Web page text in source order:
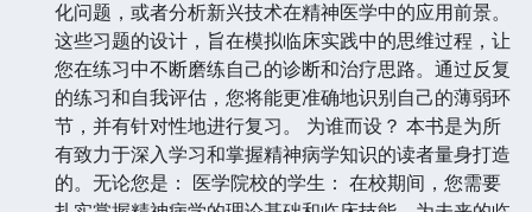
化问题，或者分析新兴技术在精神医学中的应用前景。
这些习题的设计，旨在模拟临床实践中的思维过程，让
您在练习中不断磨练自己的诊断和治疗思路。通过反复
的练习和自我评估，您将能更准确地识别自己的薄弱环
节，并有针对性地进行复习。 为谁而设？ 本书是为所
有致力于深入学习和掌握精神病学知识的读者量身打造
的。无论您是： 医学院校的学生： 在校期间，您需要